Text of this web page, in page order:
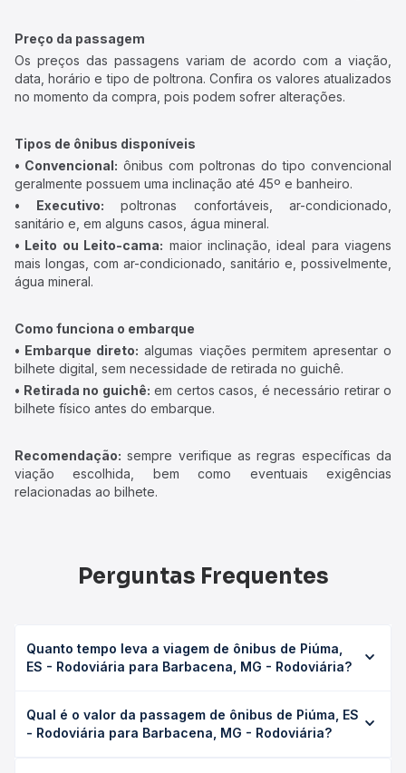
Preço da passagem
Os preços das passagens variam de acordo com a viação,
data, horário e tipo de poltrona. Confira os valores atualizados
no momento da compra, pois podem sofrer alterações.
Tipos de ônibus disponíveis
• Convencional: ônibus com poltronas do tipo convencional
geralmente possuem uma inclinação até 45º e banheiro.
• Executivo: poltronas confortáveis, ar-condicionado,
sanitário e, em alguns casos, água mineral.
• Leito ou Leito-cama: maior inclinação, ideal para viagens
mais longas, com ar-condicionado, sanitário e, possivelmente,
água mineral.
Como funciona o embarque
• Embarque direto: algumas viações permitem apresentar o
bilhete digital, sem necessidade de retirada no guichê.
• Retirada no guichê: em certos casos, é necessário retirar o
bilhete físico antes do embarque.
Recomendação: sempre verifique as regras específicas da
viação escolhida, bem como eventuais exigências
relacionadas ao bilhete.
Perguntas Frequentes
Quanto tempo leva a viagem de ônibus de Piúma,
ES - Rodoviária para Barbacena, MG - Rodoviária?
Barbacena, MG - Rodoviária leva em média 10h 20min,
podendo variar conforme a viação, o tipo de serviço
Qual é o valor da passagem de ônibus de Piúma, ES
- Rodoviária para Barbacena, MG - Rodoviária?